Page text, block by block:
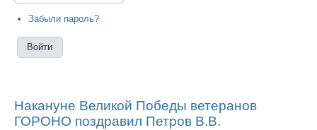
Забыли пароль?
Накануне Великой Победы ветеранов
ГОРОНО поздравил Петров В.В.